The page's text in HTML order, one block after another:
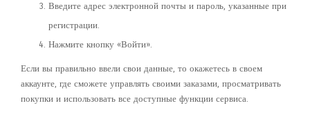
Введите адрес электронной почты и пароль, указанные при
регистрации.
Нажмите кнопку «Войти».
Если вы правильно ввели свои данные, то окажетесь в своем
аккаунте, где сможете управлять своими заказами, просматривать
покупки и использовать все доступные функции сервиса.